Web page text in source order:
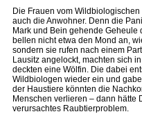
Die Frauen vom
auch die Anwohner. Denn die
Mark und Bein gehende Geheule
bellen nicht etwa den Mond an,
sondern sie rufen nach einem
Lausitz angelockt, machten sich
deckten eine Wölfin. Die dabei
Wildbiologen wieder ein und
der Haustiere könnten die
Menschen verlieren – dann hätte
verursachtes Raubtierproblem.